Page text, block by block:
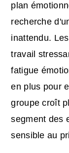
plan
recherche
inattendu.
travail
fatigue
en plus pour
groupe croît
segment des
sensible au